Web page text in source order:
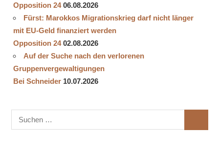
Opposition 24 06.08.2026
Fürst: Marokkos Migrationskrieg darf nicht länger
mit EU-Geld finanziert werden
Opposition 24 02.08.2026
Auf der Suche nach den verlorenen
Gruppenvergewaltigungen
Bei Schneider 10.07.2026
Suchen
nach: